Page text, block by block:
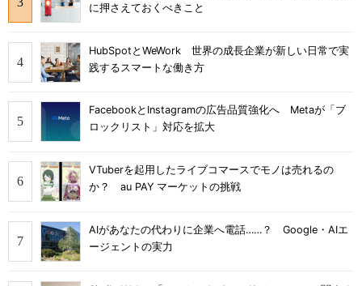
に押さえておくべきこと
HubSpotとWeWork 世界の成長企業が新しい日常で実
践するスマートな働き方
FacebookとInstagramの広告品質強化へ Metaが「ブ
ロックリスト」対応を拡大
VTuberを起用したライブコマースでモノは売れるの
か？ au PAY マーケットの挑戦
AIがあなたの代わりに企業へ電話……？ Google・AIエ
ージェントの実力